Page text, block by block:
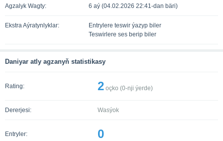
Agzalyk Wagty: 6 aý (04.02.2026 22:41-dan bäri)
Ekstra Aýratynlyklar:
Entrylere teswir ýazyp biler
Teswirlere ses berip biler
Daniyar atly agzanyň statistikasy
Rating: 2 oçko (0-nji ýerde)
Dererjesi: Wasýok
Entryler: 0